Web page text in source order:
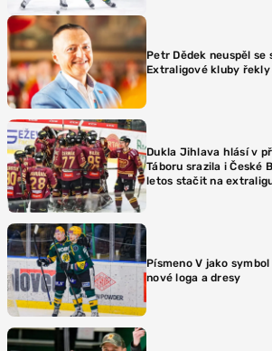
Petr Dědek neuspěl
Extraligové kluby řekly
Dukla Jihlava hlásí v
Táboru srazila i České
letos stačit na
Písmeno V jako
nové loga a dresy